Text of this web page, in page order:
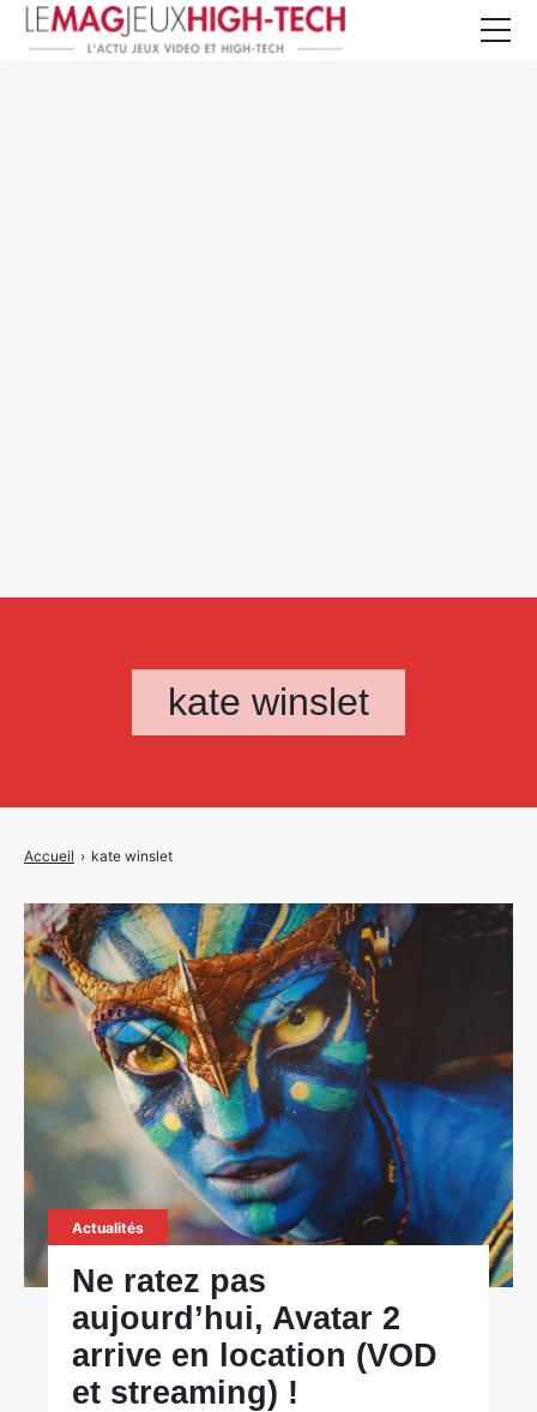
kate winslet
Accueil › kate winslet
Actualités
Ne ratez pas
aujourd’hui, Avatar 2
arrive en location (VOD
et streaming) !